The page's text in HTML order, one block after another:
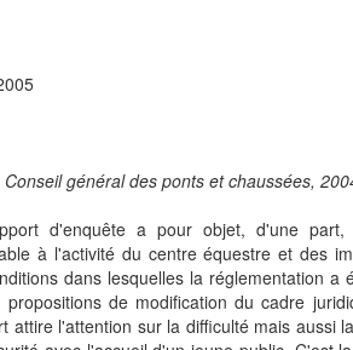
Conseil général des ponts et chaussées,
d'enquête a pour objet, d'une
à l'activité du centre équestre et des
dans lesquelles la réglementation
propositions de modification du cadre
attire l'attention sur la difficulté mais aussi